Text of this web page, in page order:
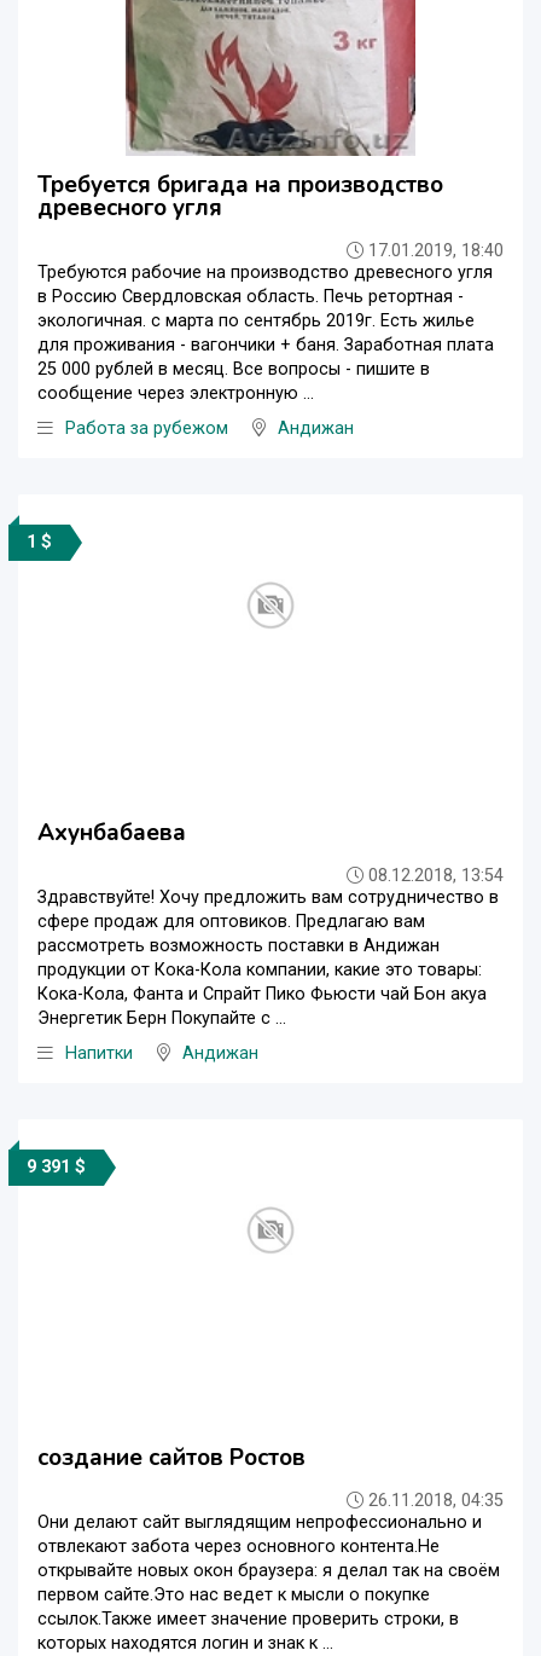
Требуется бригада на производство
древесного угля
17.01.2019, 18:40
Требуются рабочие на производство древесного угля
в Россию Свердловская область. Печь ретортная -
экологичная. с марта по сентябрь 2019г. Есть жилье
для проживания - вагончики + баня. Заработная плата
25 000 рублей в месяц. Все вопросы - пишите в
сообщение через электронную ...
Работа за рубежом
Андижан
1 $
Ахунбабаева
08.12.2018, 13:54
Здравствуйте! Хочу предложить вам сотрудничество в
сфере продаж для оптовиков. Предлагаю вам
рассмотреть возможность поставки в Андижан
продукции от Кока-Кола компании, какие это товары:
Кока-Кола, Фанта и Спрайт Пико Фьюсти чай Бон акуа
Энергетик Берн Покупайте с ...
Напитки
Андижан
9 391 $
создание сайтов Ростов
26.11.2018, 04:35
Они делают сайт выглядящим непрофессионально и
отвлекают забота через основного контента.Не
открывайте новых окон браузера: я делал так на своём
первом сайте.Это нас ведет к мысли о покупке
ссылок.Также имеет значение проверить строки, в
которых находятся логин и знак к ...